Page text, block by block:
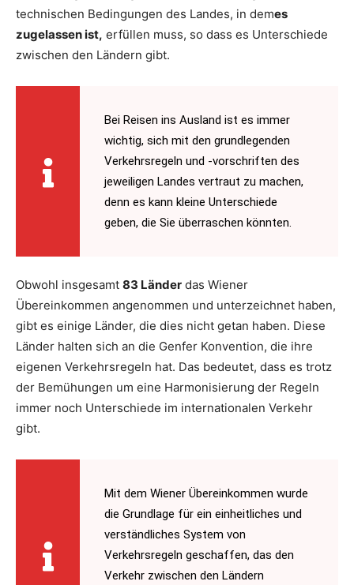
technischen Bedingungen des Landes, in demes
zugelassen ist, erfüllen muss, so dass es Unterschiede
zwischen den Ländern gibt.
Bei Reisen ins Ausland ist es immer
wichtig, sich mit den grundlegenden
Verkehrsregeln und -vorschriften des
jeweiligen Landes vertraut zu machen,
denn es kann kleine Unterschiede
geben, die Sie überraschen könnten.
Obwohl insgesamt 83 Länder das Wiener
Übereinkommen angenommen und unterzeichnet haben,
gibt es einige Länder, die dies nicht getan haben. Diese
Länder halten sich an die Genfer Konvention, die ihre
eigenen Verkehrsregeln hat. Das bedeutet, dass es trotz
der Bemühungen um eine Harmonisierung der Regeln
immer noch Unterschiede im internationalen Verkehr
gibt.
Mit dem Wiener Übereinkommen wurde
die Grundlage für ein einheitliches und
verständliches System von
Verkehrsregeln geschaffen, das den
Verkehr zwischen den Ländern